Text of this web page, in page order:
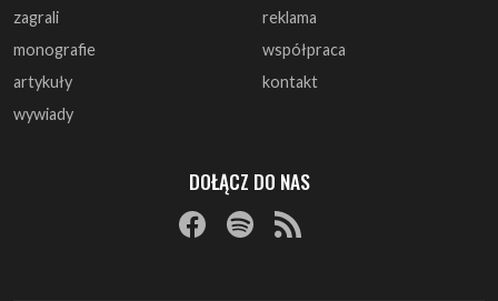
zagrali
monografie
artykuły
wywiady
reklama
współpraca
kontakt
DOŁĄCZ DO NAS